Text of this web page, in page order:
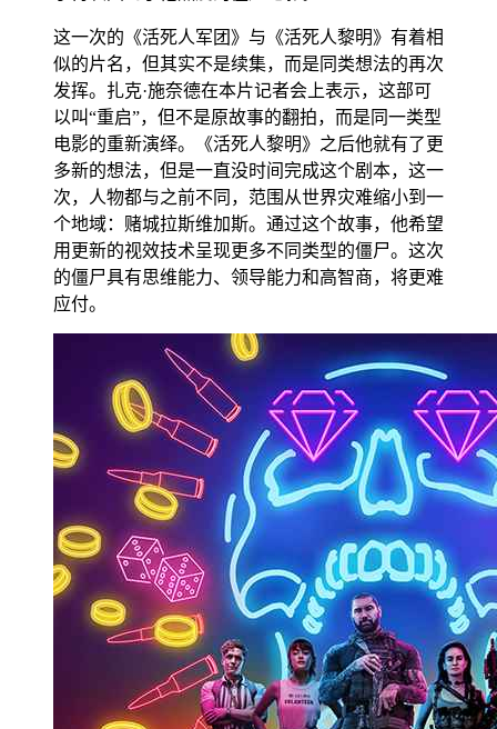
这一次的《活死人军团》与《活死人黎明》有着相
似的片名，但其实不是续集，而是同类想法的再次
发挥。扎克·施奈德在本片记者会上表示，这部可
以叫“重启”，但不是原故事的翻拍，而是同一类型
电影的重新演绎。《活死人黎明》之后他就有了更
多新的想法，但是一直没时间完成这个剧本，这一
次，人物都与之前不同，范围从世界灾难缩小到一
个地域：赌城拉斯维加斯。通过这个故事，他希望
用更新的视效技术呈现更多不同类型的僵尸。这次
的僵尸具有思维能力、领导能力和高智商，将更难
应付。